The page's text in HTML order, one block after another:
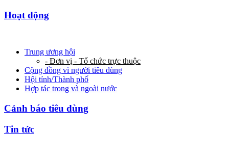
Hoạt động
Trung ương hội
- Đơn vị - Tổ chức trực thuộc
Cộng đồng vì người tiêu dùng
Hội tỉnh/Thành phố
Hợp tác trong và ngoài nước
Cảnh báo tiêu dùng
Tin tức